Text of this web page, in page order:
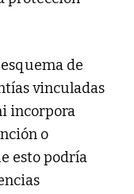
de
vinculadas
incorpora
o
esto podría